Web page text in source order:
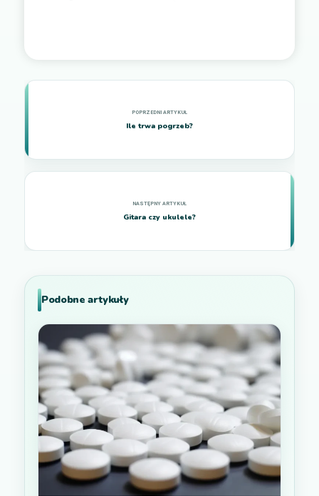
Ile trwa pogrzeb?
Gitara czy ukulele?
Podobne artykuły